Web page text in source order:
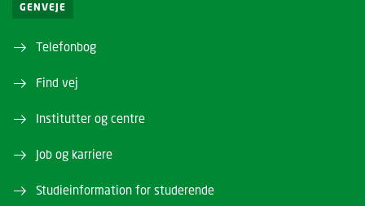
GENVEJE
Telefonbog
Find vej
Institutter og centre
Job og karriere
Studieinformation for studerende